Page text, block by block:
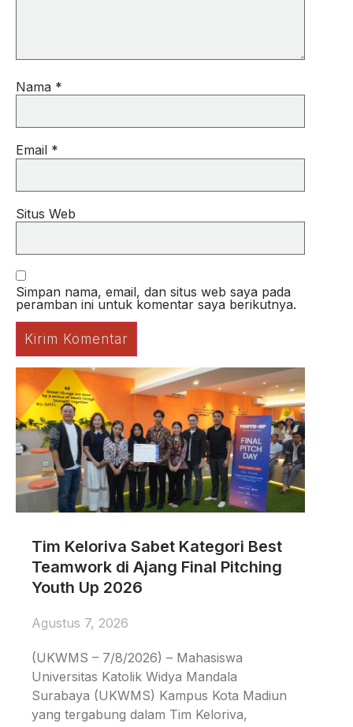
Nama *
Email *
Situs Web
Simpan nama, email, dan situs web saya pada
peramban ini untuk komentar saya berikutnya.
Tim Keloriva Sabet Kategori Best
Teamwork di Ajang Final Pitching
Youth Up 2026
Agustus 7, 2026
(UKWMS – 7/8/2026) – Mahasiswa
Universitas Katolik Widya Mandala
Surabaya (UKWMS) Kampus Kota Madiun
yang tergabung dalam Tim Keloriva,